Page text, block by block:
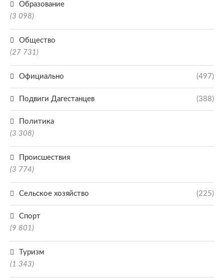
Образование
(3 098)
Общество
(27 731)
Официально (497)
Подвиги Дагестанцев (388)
Политика
(3 308)
Происшествия
(3 774)
Сельское хозяйство (225)
Спорт
(9 801)
Туризм
(1 343)